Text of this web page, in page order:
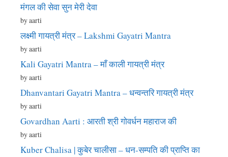
मंगल की सेवा सुन मेरी देवा
by aarti
लक्ष्मी गायत्री मंत्र – Lakshmi Gayatri Mantra
by aarti
Kali Gayatri Mantra – माँ काली गायत्री मंत्र
by aarti
Dhanvantari Gayatri Mantra – धन्वन्तरि गायत्री मंत्र
by aarti
Govardhan Aarti : आरती श्री गोवर्धन महाराज की
by aarti
Kuber Chalisa | कुबेर चालीसा – धन-सम्पति की प्राप्ति का